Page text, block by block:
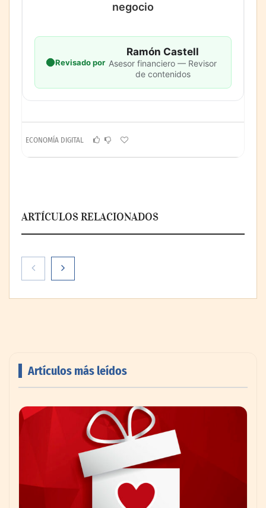
negocio
Revisado por
Ramón Castell
Asesor financiero — Revisor
de contenidos
ECONOMÍA DIGITAL
ARTÍCULOS RELACIONADOS
impulsando la colaboración en el sector
Artículos más leídos